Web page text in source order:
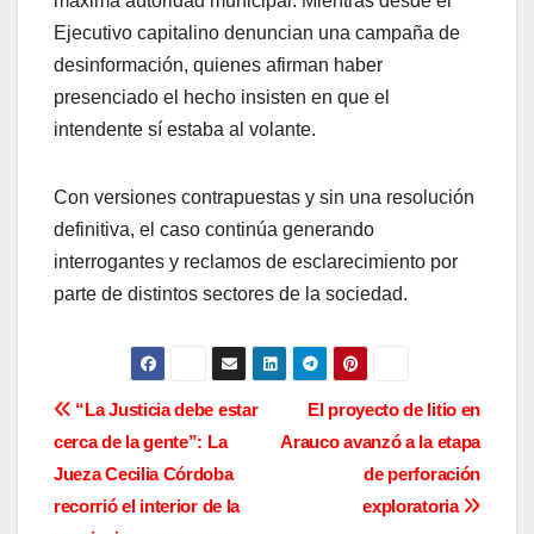
Ejecutivo capitalino denuncian una campaña de
desinformación, quienes afirman haber
presenciado el hecho insisten en que el
intendente sí estaba al volante.
Con versiones contrapuestas y sin una resolución
definitiva, el caso continúa generando
interrogantes y reclamos de esclarecimiento por
parte de distintos sectores de la sociedad.
N
a
v
El proyecto de litio en
Arauco avanzó a la etapa
de perforación
exploratoria
“La Justicia debe estar
cerca de la gente”: La
Jueza Cecilia Córdoba
recorrió el interior de la